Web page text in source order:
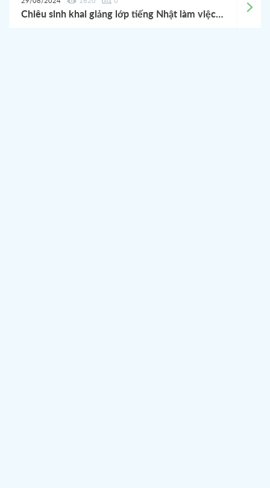
Chiêu sinh khai giảng lớp tiếng Nhật làm việc tại Nhật Bản 09/2024